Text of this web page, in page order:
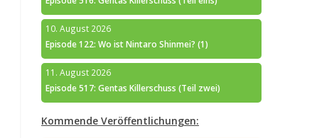
10. August 2026
Episode 122: Wo ist Nintaro Shinmei? (1)
11. August 2026
Episode 517: Gentas Killerschuss (Teil zwei)
Kommende Veröffentlichungen: